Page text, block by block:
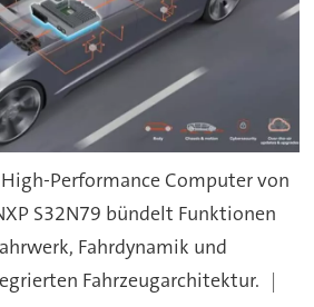
Performance Computer von
S32N79 bündelt Funktionen
Fahrdynamik und
Fahrzeugarchitektur.